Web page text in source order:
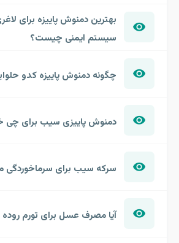
بهترین دمنوش پاییزه برای
سیستم ایمنی چیست؟
چگونه دمنوش پاییزه کدو
دمنوش پاییزی سیب برای چی
سرکه سیب برای سرماخوردگی
آیا مصرف عسل برای تورم